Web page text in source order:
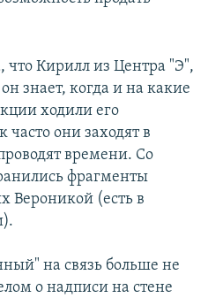
что Кирилл из Центра "Э",
знает, когда и на какие
ходили его
часто они заходят в
времени. Со
фрагменты
Вероникой (есть в
на связь больше не
о надписи на стене